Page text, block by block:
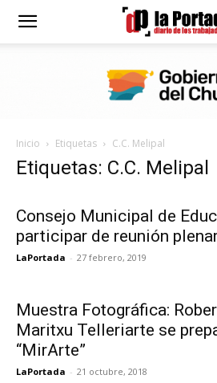
Diario
Portada
Inicio Etiquetas C.C. Melipal
Etiquetas: C.C. Melipal
Consejo Municipal de
participar de reunión
LaPortada - 27 febrero, 2019
Muestra Fotográfica:
Maritxu Telleriarte se
“MirArte”
LaPortada - 21 octubre, 2018